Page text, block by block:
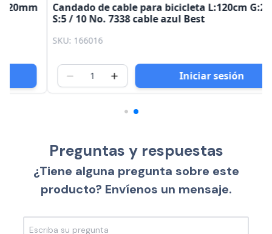
Candado de cable para bicicleta L:120cm G:25mm
S:5 / 10 No. 7338 cable azul Best
SKU: 166016
Iniciar sesión
Preguntas y respuestas
¿Tiene alguna pregunta sobre este
producto? Envíenos un mensaje.